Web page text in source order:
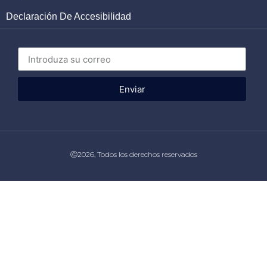
Declaración De Accesibilidad
Enviar
Ⓒ2026, Todos los derechos reservados